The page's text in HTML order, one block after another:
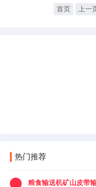
首页 上一
热门推荐
粮食输送机矿山皮带